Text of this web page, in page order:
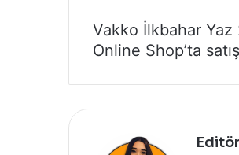
Vakko İlkbahar
Online Shop’ta